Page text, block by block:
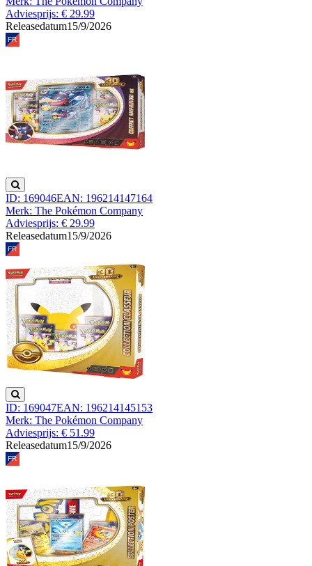
Adviesprijs: € 29.99
Releasedatum15/9/2026
ID: 169046EAN: 196214147164
Merk: The Pokémon Company
Adviesprijs: € 29.99
Releasedatum15/9/2026
ID: 169047EAN: 196214145153
Merk: The Pokémon Company
Adviesprijs: € 51.99
Releasedatum15/9/2026